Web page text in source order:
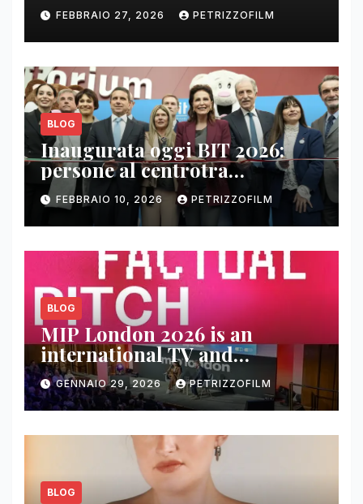
FEBBRAIO 27, 2026 PETRIZZOFILM
BLOG
Inaugurata oggi BIT 2026:
persone al centrotra
contenuti, relazioni e business
FEBBRAIO 10, 2026 PETRIZZOFILM
BLOG
MIP London 2026 is an
international TV and
streaming content market
GENNAIO 29, 2026 PETRIZZOFILM
BLOG